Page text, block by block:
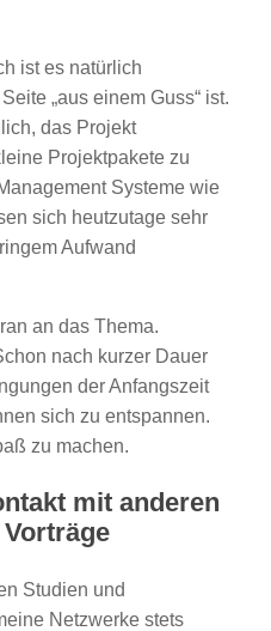
ist es natürlich
„aus einem Guss“ ist.
das Projekt
Projektpakete zu
Systeme wie
sich heutzutage sehr
Aufwand
an das Thema.
nach kurzer Dauer
der Anfangszeit
sich zu entspannen.
zu machen.
mit anderen
Studien und
Netzwerke stets